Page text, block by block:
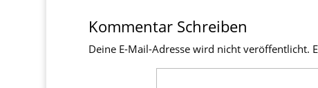
Kommentar Schreiben
Deine E-Mail-Adresse wird nicht veröffentlicht.